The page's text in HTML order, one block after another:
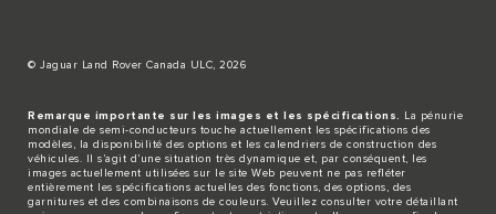
© Jaguar Land Rover Canada ULC, 2026
Remarque importante sur les images et les spécifications.
La pénurie
mondiale de semi-conducteurs touche actuellement les spécifications des
modèles, la disponibilité des options et les calendriers de construction des
véhicules. Il s’agit d’une situation très dynamique et, par conséquent, les
images actuellement utilisées sur le site Web peuvent ne pas refléter
entièrement les spécifications actuelles des fonctions, des options, des
garnitures et des combinaisons de couleurs. Veuillez consulter votre détaillant